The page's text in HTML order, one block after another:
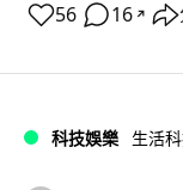
56 16 ↗
科技娛樂 生活